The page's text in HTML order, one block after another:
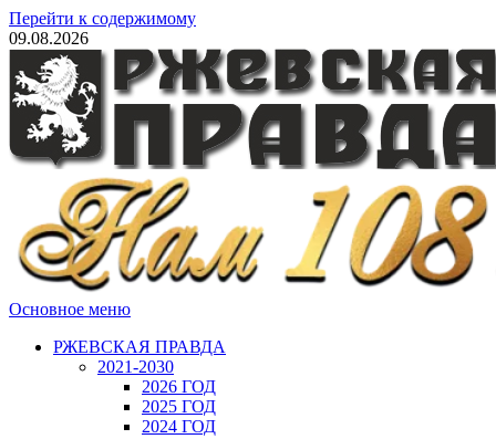
Перейти к содержимому
09.08.2026
Основное меню
РЖЕВСКАЯ ПРАВДА
2021-2030
2026 ГОД
2025 ГОД
2024 ГОД